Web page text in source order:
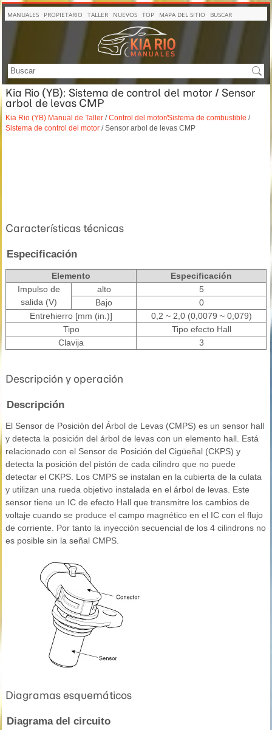
MANUALES PROPIETARIO TALLER NUEVOS TOP MAPA DEL SITIO BUSCAR
Kia Rio (YB): Sistema de control del motor / Sensor
arbol de levas CMP
Kia Rio (YB) Manual de Taller /Control del motor/Sistema de combustible /
Sistema de control del motor / Sensor arbol de levas CMP
Características técnicas
Especificación
Elemento
Especificación
Impulso de
salida (V)
alto
5
Bajo
0
Entrehierro [mm (in.)]
0,2 ~ 2,0 (0,0079 ~ 0,079)
Tipo
Tipo efecto Hall
Clavija
3
Descripción y operación
Descripción
El Sensor de Posición del Árbol de Levas (CMPS) es un sensor hall
y detecta la posición del árbol de levas con un elemento hall. Está
relacionado con el Sensor de Posición del Cigüeñal (CKPS) y
detecta la posición del pistón de cada cilindro que no puede
detectar el CKPS. Los CMPS se instalan en la cubierta de la culata
y utilizan una rueda objetivo instalada en el árbol de levas. Este
sensor tiene un IC de efecto Hall que transmitre los cambios de
voltaje cuando se produce el campo magnético en el IC con el flujo
de corriente. Por tanto la inyección secuencial de los 4 cilindrons no
es posible sin la señal CMPS.
Diagramas esquemáticos
Diagrama del circuito